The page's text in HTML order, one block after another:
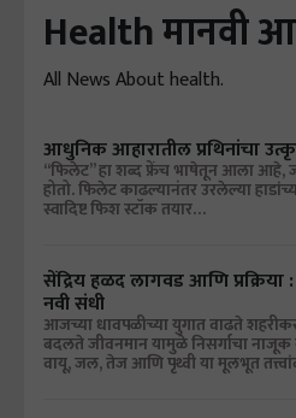
Health मानवी
All News About health.
आधुनिक आहारातील प्रथिनांचा
“फिलेट” हा शब्द फ्रेंच भाषेतून आला आहे,
होतो. फिलेट काढल्यानंतर उरलेल्या
स्वादिष्ट फिश स्टॉक तयार…
सेंद्रिय हळद लागवड आणि प्रक्रिया
नवी संधी
आजच्या धावपळीच्या युगात वाढते
बदलते जीवनमान यामुळे निसर्गाचा
वायू, जल, तेज आणि पृथ्वी या मूलभूत